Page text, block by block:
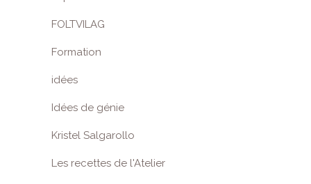
FOLTVILAG
Formation
idées
Idées de génie
Kristel Salgarollo
Les recettes de l'Atelier